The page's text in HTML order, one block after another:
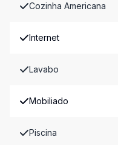
Cozinha Americana
Internet
Lavabo
Mobiliado
Piscina